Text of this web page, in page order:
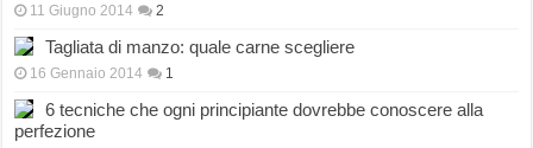
11 Giugno 2014 2
Tagliata di manzo: quale carne scegliere
16 Gennaio 2014 1
6 tecniche che ogni principiante dovrebbe conoscere alla
perfezione